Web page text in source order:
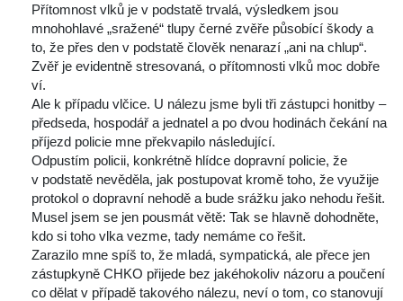
Přítomnost vlků je v podstatě trvalá, výsledkem jsou
mnohohlavé „sražené“ tlupy černé zvěře působící škody a
to, že přes den v podstatě člověk nenarazí „ani na chlup“.
Zvěř je evidentně stresovaná, o přítomnosti vlků moc dobře
ví.
Ale k případu vlčice. U nálezu jsme byli tři zástupci honitby –
předseda, hospodář a jednatel a po dvou hodinách čekání na
příjezd policie mne překvapilo následující.
Odpustím policii, konkrétně hlídce dopravní policie, že
v podstatě nevěděla, jak postupovat kromě toho, že využije
protokol o dopravní nehodě a bude srážku jako nehodu řešit.
Musel jsem se jen pousmát větě: Tak se hlavně dohodněte,
kdo si toho vlka vezme, tady nemáme co řešit.
Zarazilo mne spíš to, že mladá, sympatická, ale přece jen
zástupkyně CHKO přijede bez jakéhokoliv názoru a poučení
co dělat v případě takového nálezu, neví o tom, co stanovují